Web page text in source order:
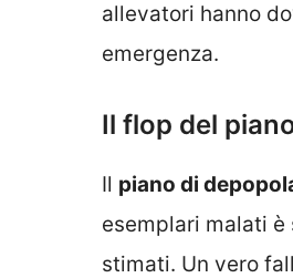
allevatori hanno
emergenza.
Il flop del
Il piano di
esemplari malati
stimati. Un vero